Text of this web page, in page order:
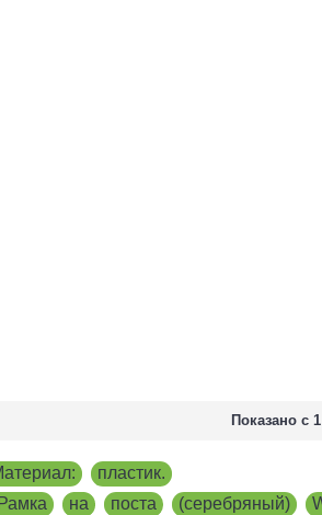
Показано с
пластик.
на поста (серебряный)